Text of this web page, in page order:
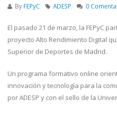
By FEPyC ADESP 0
El pasado 21 de marzo, la FEPyC
proyecto Alto Rendimiento Digital
Superior de Deportes de Madrid.
Un programa formativo online
innovación y tecnología para la
por ADESP y con el sello de la